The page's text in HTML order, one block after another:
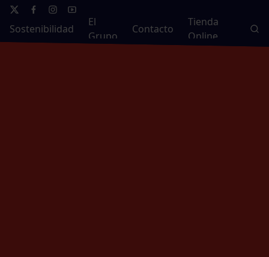
Sostenibilidad
El
Grupo
Contacto
Tienda
Online